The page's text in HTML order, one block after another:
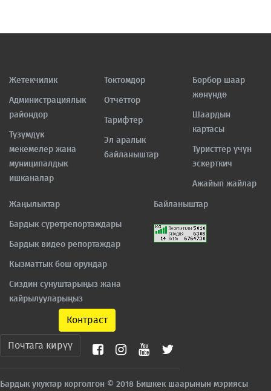
Жетекчилик
Администрациялык
райондор
Түзүмдүк
мекемелер жана
муниципалдык
ишканалар
Токтомдор
Отчёттор
Тарифтер
Эл аралык
байланыштар
Борбор шаар
жөнүндө
Шаардын
картасы
Туристтер үчүн
эскерткич
Ажайып жайлар
Жаңылыктар
Бардык сүрөтрепортаждары
Бардык видео репортаждар
Кызматтык бош орундар
Сиздин сунуштарыңыз жана
кайрылууларыңыз
Байланыштар
Контраст
Почтага кирүү
Бардык укуктар корголгон © 2018 Бишкек шаарынын мэриясы